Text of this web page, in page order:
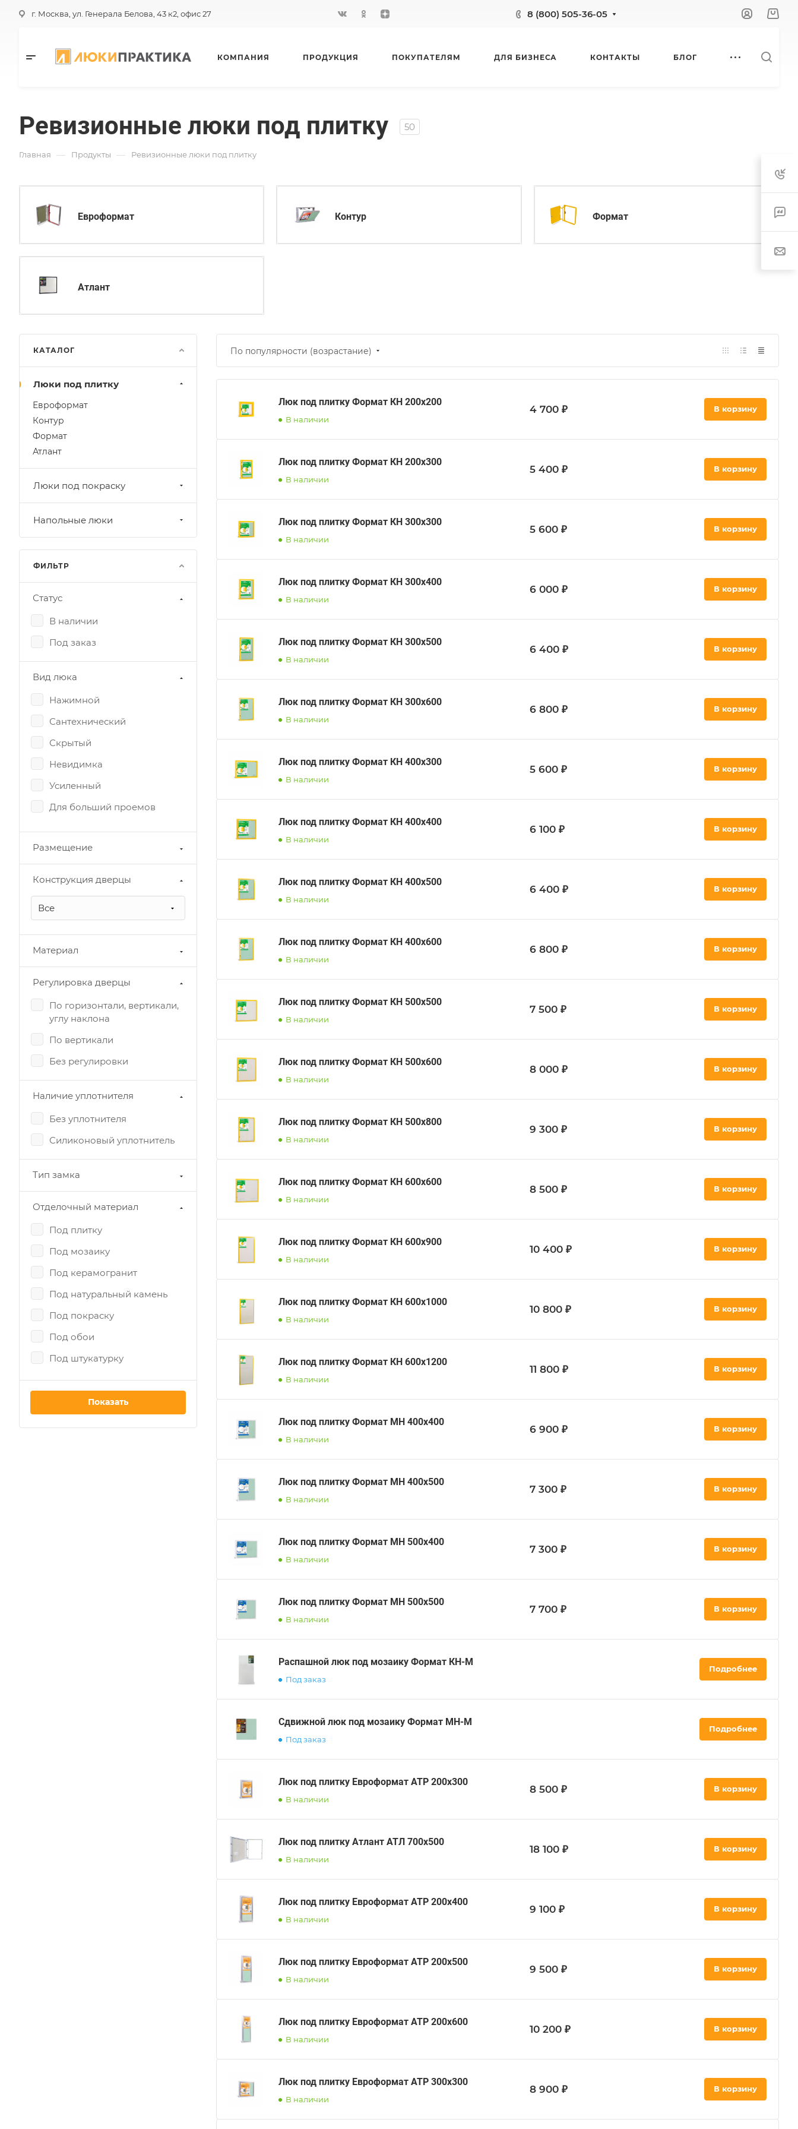
г. Москва, ул. Генерала Белова, 43 к2, офис 27 8 (800) 505-36-05
КОМПАНИЯ ПРОДУКЦИЯ ПОКУПАТЕЛЯМ ДЛЯ БИЗНЕСА КОНТАКТЫ БЛОГ
Ревизионные люки под плитку 50
Главная — Продукты — Ревизионные люки под плитку
Евроформат Контур Формат
Атлант
По популярности (возрастание)
Люк под плитку Формат КН 200х200
В наличии
4 700 ₽ В корзину
Люк под плитку Формат КН 200х300
В наличии
5 400 ₽ В корзину
Люк под плитку Формат КН 300х300
В наличии
5 600 ₽ В корзину
Люк под плитку Формат КН 300х400
В наличии
6 000 ₽ В корзину
Люк под плитку Формат КН 300х500
В наличии
6 400 ₽ В корзину
Люк под плитку Формат КН 300х600
В наличии
6 800 ₽ В корзину
Люк под плитку Формат КН 400х300
В наличии
5 600 ₽ В корзину
Люк под плитку Формат КН 400х400
В наличии
6 100 ₽ В корзину
Люк под плитку Формат КН 400х500
В наличии
6 400 ₽ В корзину
Люк под плитку Формат КН 400х600
В наличии
6 800 ₽ В корзину
Люк под плитку Формат КН 500х500
В наличии
7 500 ₽ В корзину
Люк под плитку Формат КН 500х600
В наличии
8 000 ₽ В корзину
Люк под плитку Формат КН 500х800
В наличии
9 300 ₽ В корзину
Люк под плитку Формат КН 600х600
В наличии
8 500 ₽ В корзину
Люк под плитку Формат КН 600х900
В наличии
10 400 ₽ В корзину
Люк под плитку Формат КН 600х1000
В наличии
10 800 ₽ В корзину
Люк под плитку Формат КН 600х1200
В наличии
11 800 ₽ В корзину
Люк под плитку Формат МН 400х400
В наличии
6 900 ₽ В корзину
Люк под плитку Формат МН 400х500
В наличии
7 300 ₽ В корзину
Люк под плитку Формат МН 500х400
В наличии
7 300 ₽ В корзину
Люк под плитку Формат МН 500х500
В наличии
7 700 ₽ В корзину
Распашной люк под мозаику Формат КН-М
Под заказ
Подробнее
Сдвижной люк под мозаику Формат МН-М
Под заказ
Подробнее
Люк под плитку Евроформат АТР 200х300
В наличии
8 500 ₽ В корзину
Люк под плитку Атлант АТЛ 700х500
В наличии
18 100 ₽ В корзину
Люк под плитку Евроформат АТР 200х400
В наличии
9 100 ₽ В корзину
Люк под плитку Евроформат АТР 200х500
В наличии
9 500 ₽ В корзину
Люк под плитку Евроформат АТР 200х600
В наличии
10 200 ₽ В корзину
Люк под плитку Евроформат АТР 300х300
В наличии
8 900 ₽ В корзину
КАТАЛОГ
Люки под плитку
Евроформат
Контур
Формат
Атлант
Люки под покраску
Напольные люки
ФИЛЬТР
Статус
В наличии
Под заказ
Вид люка
Нажимной
Сантехнический
Скрытый
Невидимка
Усиленный
Для больший проемов
Размещение
Конструкция дверцы
Все
Материал
Регулировка дверцы
По горизонтали, вертикали,
углу наклона
По вертикали
Без регулировки
Наличие уплотнителя
Без уплотнителя
Силиконовый уплотнитель
Тип замка
Отделочный материал
Под плитку
Под мозаику
Под керамогранит
Под натуральный камень
Под покраску
Под обои
Под штукатурку